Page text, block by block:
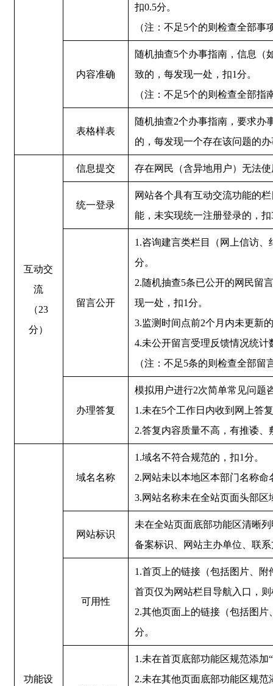
扣0.5分。
（注：不足5个的则检查全部事
内容准确
随机抽查5个办事指南，信息（
致的，每发现一处，扣1分。
（注：不足5个的则检查全部指
表格样表
随机抽查2个办事指南，要求办
的，每发现一个存在该问题的
互动交
流
（23
分）
信息提交 存在网民（含异地用户）无法
统一登录
网站各个具有互动交流功能的
能，未实现统一注册登录的，扣
留言公开
1.咨询建言类栏目（网上信访
分。
2.随机抽查5条已公开的网民留
现一处，扣1分。
3.监测时间点前2个月内未更新
4.未公开留言受理反馈情况统计
（注：不足5条的则检查全部留
办理答复
模拟用户进行2次简单常见问题
1.未在5个工作日内收到网上答
2.答复内容质量不高，有推诿
功能设
域名名称
1.域名不符合规范的，扣1分。
2.网站未以本地区本部门名称命
3.网站名称未在全站页面头部区
网站标识
未在全站页面底部功能区清晰
备案标识、网站主办单位、联
可用性
1.首页上的链接（包括图片、
首页仅为网站栏目导航入口，
2.其他页面上的链接（包括图
分。
1.未在首页底部功能区规范添加
2.未在其他页面底部功能区规